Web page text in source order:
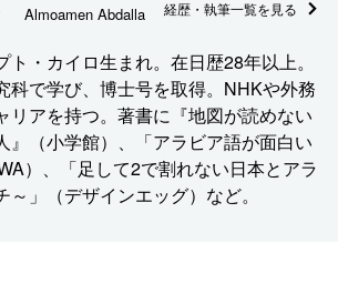
Almoamen Abdalla 経歴・執筆一覧を見る
・カイロ生まれ。在日歴28年以上。
科で学び、博士号を取得。NHKや外務
リアを持つ。著書に『地図が読めない
』（小学館）、「アラビア語が面白い
）、「足して2で割れない日本とアラ
」（デザインエッグ）など。